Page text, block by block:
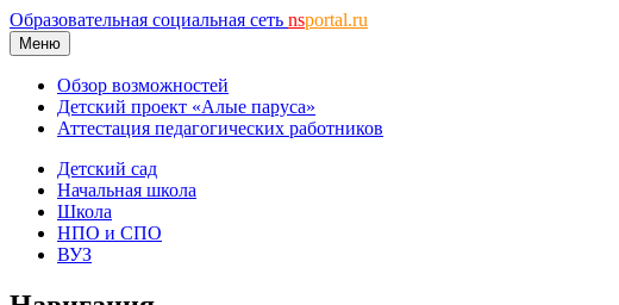
Образовательная социальная сеть nsportal.ru
Меню
Обзор возможностей
Детский проект «Алые паруса»
Аттестация педагогических работников
Детский сад
Начальная школа
Школа
НПО и СПО
ВУЗ